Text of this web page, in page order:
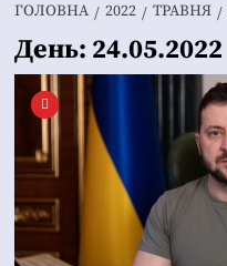
ГОЛОВНА 2022 ТРАВНЯ
День: 24.05.2022